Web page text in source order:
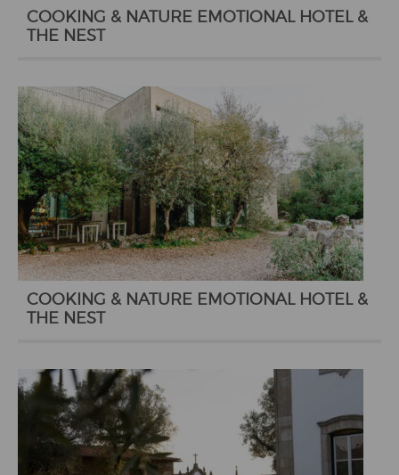
COOKING & NATURE EMOTIONAL HOTEL &
THE NEST
COOKING & NATURE EMOTIONAL HOTEL &
THE NEST